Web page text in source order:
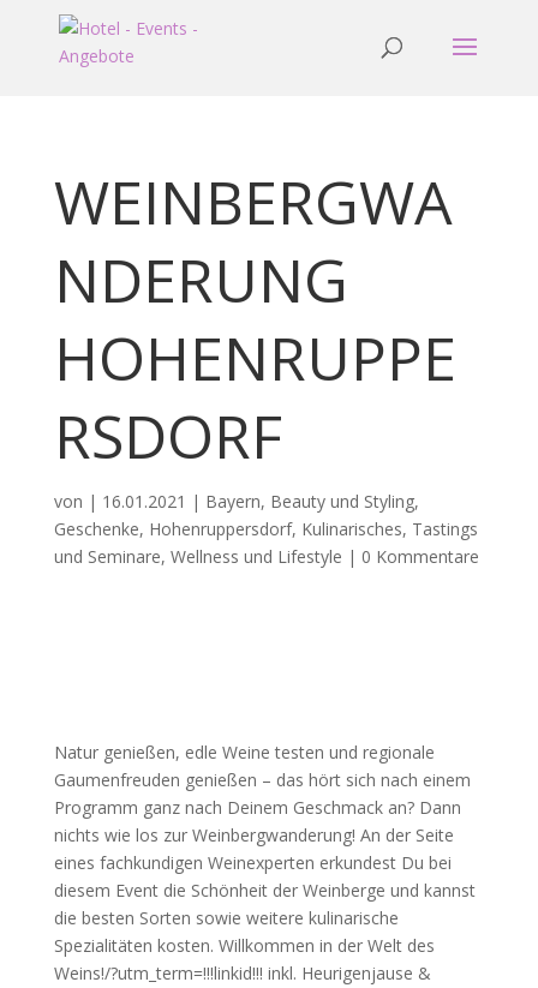
WEINBERGWA
NDERUNG
HOHENRUPPE
RSDORF
von | 16.01.2021 | Bayern, Beauty und Styling,
Geschenke, Hohenruppersdorf, Kulinarisches, Tastings
und Seminare, Wellness und Lifestyle | 0 Kommentare
Natur genießen, edle Weine testen und regionale
Gaumenfreuden genießen – das hört sich nach einem
Programm ganz nach Deinem Geschmack an? Dann
nichts wie los zur Weinbergwanderung! An der Seite
eines fachkundigen Weinexperten erkundest Du bei
diesem Event die Schönheit der Weinberge und kannst
die besten Sorten sowie weitere kulinarische
Spezialitäten kosten. Willkommen in der Welt des
Weins!/?utm_term=!!!linkid!!! inkl. Heurigenjause &